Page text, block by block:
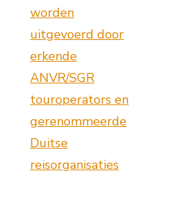
worden
uitgevoerd door
erkende
ANVR/SGR
touroperators en
gerenommeerde
Duitse
reisorganisaties